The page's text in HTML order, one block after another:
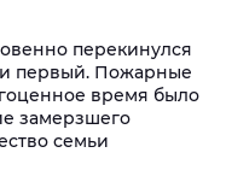
перекинулся
и первый. Пожарные
время было
замерзшего
семьи